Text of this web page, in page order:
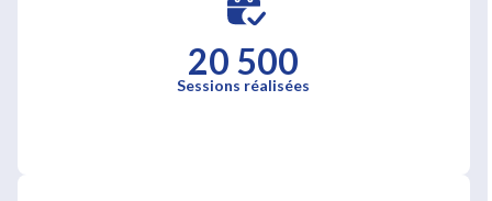
20 500
Sessions réalisées